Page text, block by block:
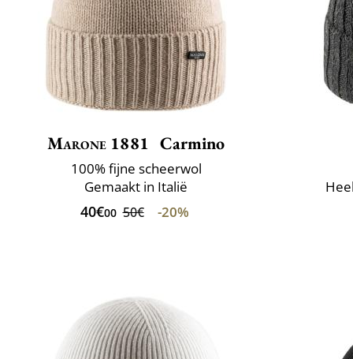
Marone 1881 Carmino
100% fijne scheerwol
Gemaakt in Italië
40€00 50€ -20%